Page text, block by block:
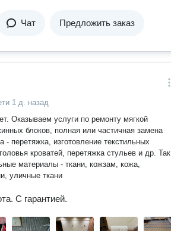
Чат Предложить заказ
1 д. назад
Оказываем услуги по ремонту мягкой
блоков, полная или частичная замена
- перетяжка, изготовление текстильных
кроватей, перетяжка стульев и др. Так
уличные ткани
С гарантией.